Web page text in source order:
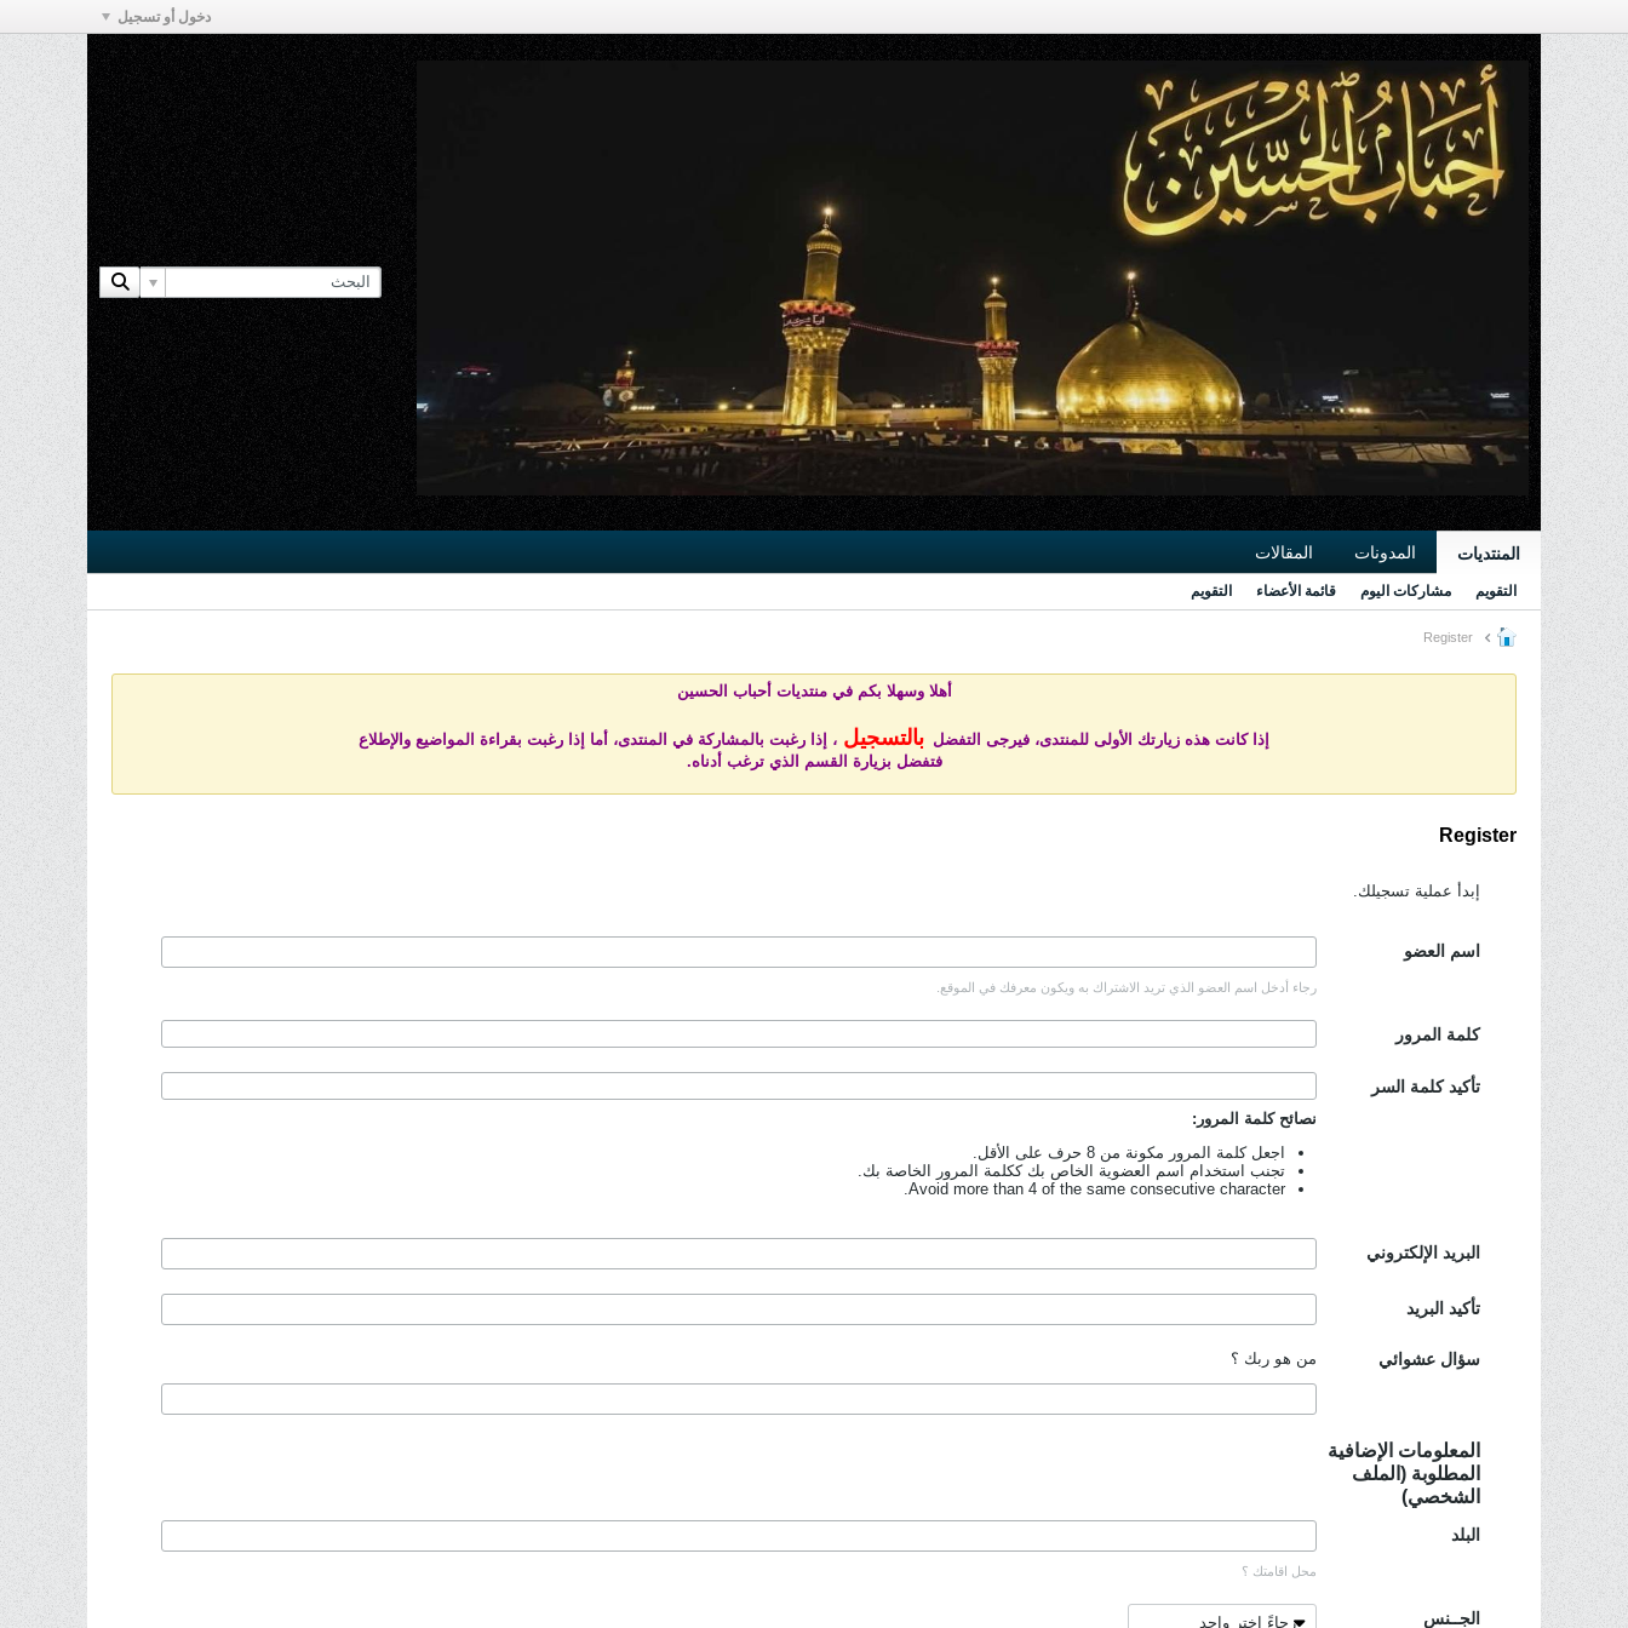
دخول أو تسجيل
المنتديات المدونات المقالات
التقويم مشاركات اليوم قائمة الأعضاء التقويم
Register
أهلا وسهلا بكم في منتديات أحباب الحسين
إذا كانت هذه زيارتك الأولى للمنتدى، فيرجى التفضل بالتسجيل ، إذا رغبت بالمشاركة في المنتدى، أما إذا رغبت بقراءة المواضيع والإطلاع
فتفضل بزيارة القسم الذي ترغب أدناه.
Register
إبدأ عملية تسجيلك.
اسم العضو
رجاء أدخل اسم العضو الذي تريد الاشتراك به ويكون معرفك في الموقع.
كلمة المرور
تأكيد كلمة السر
نصائح كلمة المرور:
اجعل كلمة المرور مكونة من 8 حرف على الأقل.
تجنب استخدام اسم العضوية الخاص بك ككلمة المرور الخاصة بك.
Avoid more than 4 of the same consecutive character.
البريد الإلكتروني
تأكيد البريد
سؤال عشوائي من هو ربك ؟
المعلومات الإضافية
المطلوبة (الملف
الشخصي)
البلد
محل اقامتك ؟
الجــنس رجاءً إختر واحد